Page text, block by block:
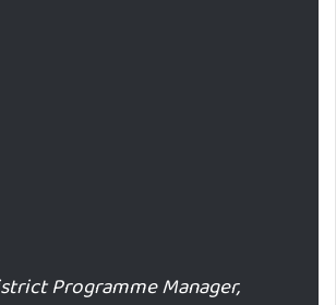
Programme Manager,